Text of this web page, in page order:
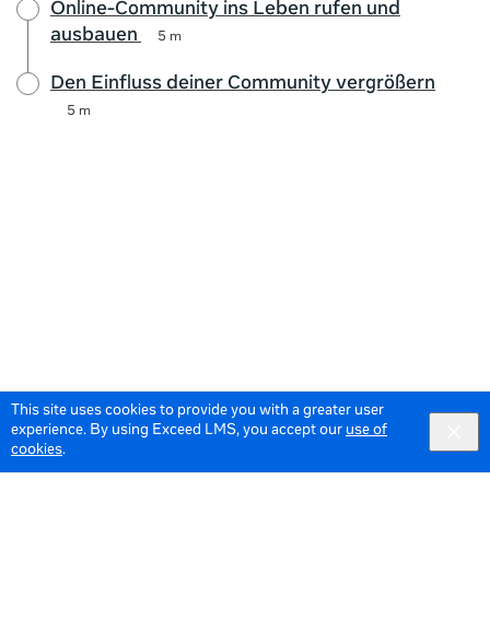
This site uses cookies to provide you with a greater user
experience. By using Exceed LMS, you accept our use of
cookies.
Online-Community ins Leben rufen und
ausbauen
5 m
Den Einfluss deiner Community vergrößern
5 m